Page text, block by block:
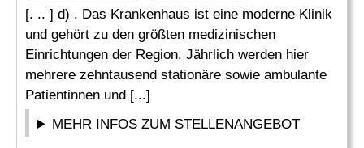
[. .. ] d) . Das Krankenhaus ist eine moderne Klinik
und gehört zu den größten medizinischen
Einrichtungen der Region. Jährlich werden hier
mehrere zehntausend stationäre sowie ambulante
Patientinnen und [...]
MEHR INFOS ZUM STELLENANGEBOT